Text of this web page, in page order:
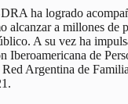
ha logrado
alcanzar a millones de
A su vez ha
Iberoamericana de
Argentina de